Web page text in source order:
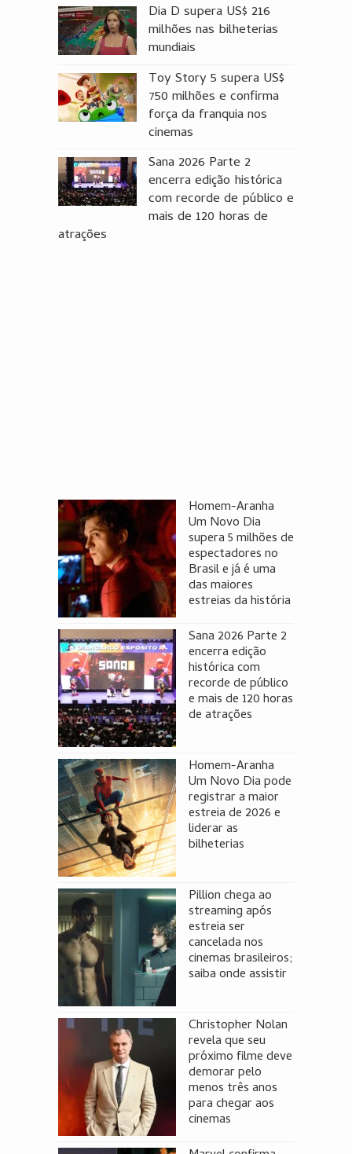
Dia D supera US$ 216
milhões nas bilheterias
mundiais
Toy Story 5 supera US$
750 milhões e confirma
força da franquia nos
cinemas
Sana 2026 Parte 2
encerra edição histórica
com recorde de público e
mais de 120 horas de
atrações
Homem-Aranha
Um Novo Dia
supera 5 milhões de
espectadores no
Brasil e já é uma
das maiores
estreias da história
Sana 2026 Parte 2
encerra edição
histórica com
recorde de público
e mais de 120 horas
de atrações
Homem-Aranha
Um Novo Dia pode
registrar a maior
estreia de 2026 e
liderar as
bilheterias
Pillion chega ao
streaming após
estreia ser
cancelada nos
cinemas brasileiros;
saiba onde assistir
Christopher Nolan
revela que seu
próximo filme deve
demorar pelo
menos três anos
para chegar aos
cinemas